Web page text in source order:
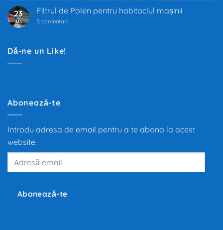
trece
prin
redefinește
23
iul.
Filtrul de Polen pentru habitaclul mașinii
5 comentariila
Dă-ne un Like!
Abonează-te
Introdu adresa de email pentru a te abona la acest
website.
Adresă
Abonează-te